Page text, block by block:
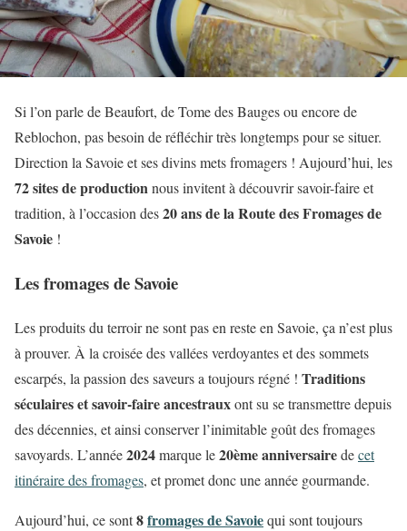
Si l’on parle de Beaufort, de Tome des Bauges ou encore de
Reblochon, pas besoin de réfléchir très longtemps pour se situer.
Direction la Savoie et ses divins mets fromagers ! Aujourd’hui, les
72 sites de productionnous invitent à découvrir savoir-faire et
tradition, à l’occasion des20 ans de la Route des Fromages de
Savoie !
Les fromages de Savoie
Les produits du terroir ne sont pas en reste en Savoie, ça n’est plus
à prouver. À la croisée des vallées verdoyantes et des sommets
escarpés, la passion des saveurs a toujours régné ! Traditions
séculaires et savoir-faire ancestrauxont su se transmettre depuis
des décennies, et ainsi conserver l’inimitable goût des fromages
savoyards. L’année2024marque le20ème anniversairedecet
itinéraire des fromages, et promet donc une année gourmande.
Aujourd’hui, ce sont8fromages de Savoiequi sont toujours